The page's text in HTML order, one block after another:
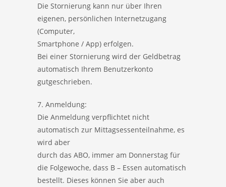
Die Stornierung kann nur über Ihren
eigenen, persönlichen Internetzugang
(Computer,
Smartphone / App) erfolgen.
Bei einer Stornierung wird der Geldbetrag
automatisch Ihrem Benutzerkonto
gutgeschrieben.
7. Anmeldung:
Die Anmeldung verpflichtet nicht
automatisch zur Mittagsessenteilnahme, es
wird aber
durch das ABO, immer am Donnerstag für
die Folgewoche, dass B – Essen automatisch
bestellt. Dieses können Sie aber auch